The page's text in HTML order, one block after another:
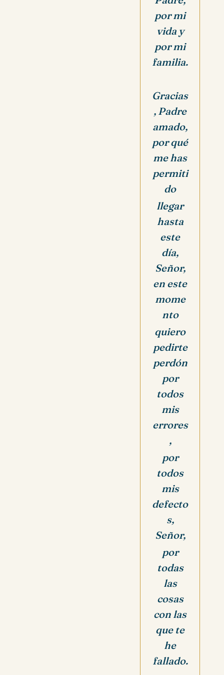
por mi
vida y
por mi
familia.
Gracias
, Padre
amado,
por qué
me has
permiti
do
llegar
hasta
este
día,
Señor,
en este
mome
nto
quiero
pedirte
perdón
por
todos
mis
errores
,
por
todos
mis
defecto
s,
Señor,
por
todas
las
cosas
con las
que te
he
fallado.